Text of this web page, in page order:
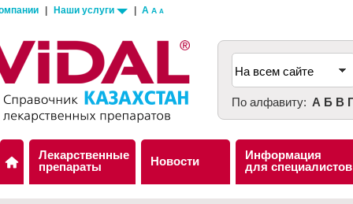
Наши услуги A A A
По алфавиту: А Б В
Лекарственные
препараты
Новости
Информация
для специалистов